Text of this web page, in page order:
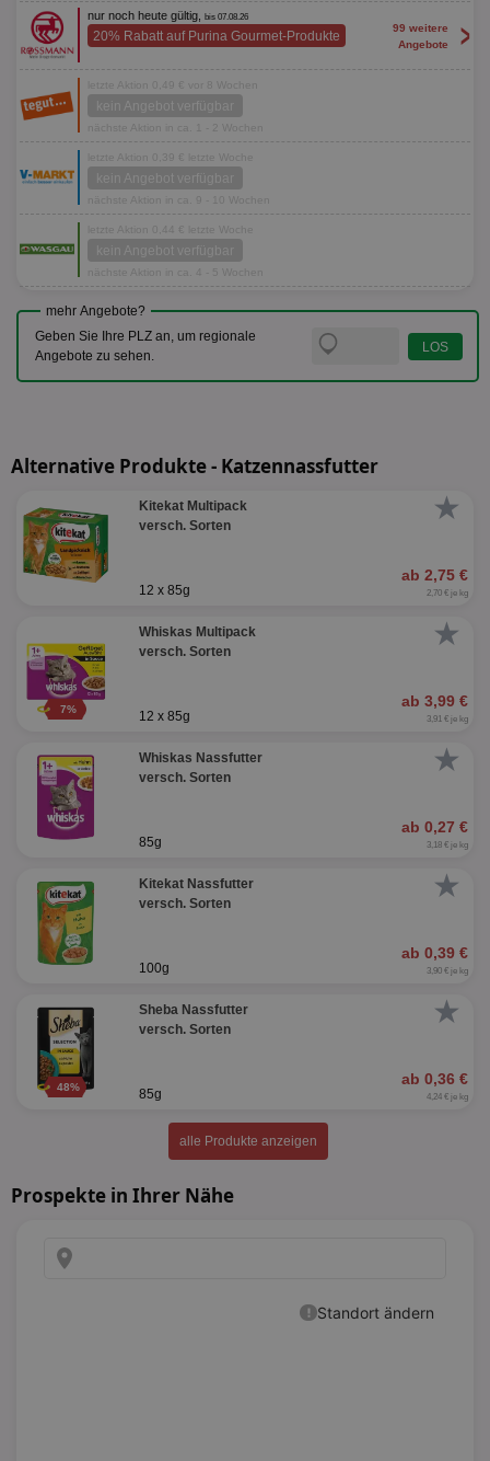
nur noch heute gültig, bis 07.08.26
20% Rabatt auf Purina Gourmet-Produkte
99 weitere
Angebote
>
letzte Aktion 0,49 € vor 8 Wochen
kein Angebot verfügbar
nächste Aktion in ca. 1 - 2 Wochen
letzte Aktion 0,39 € letzte Woche
kein Angebot verfügbar
nächste Aktion in ca. 9 - 10 Wochen
letzte Aktion 0,44 € letzte Woche
kein Angebot verfügbar
nächste Aktion in ca. 4 - 5 Wochen
mehr Angebote?
Geben Sie Ihre PLZ an, um regionale
Angebote zu sehen.
Alternative Produkte - Katzennassfutter
★
Kitekat Multipack
versch. Sorten
ab 2,75 €
12 x 85g 2,70 € je kg
★
7%
Whiskas Multipack
versch. Sorten
ab 3,99 €
12 x 85g 3,91 € je kg
★
Whiskas Nassfutter
versch. Sorten
ab 0,27 €
85g 3,18 € je kg
★
Kitekat Nassfutter
versch. Sorten
ab 0,39 €
100g 3,90 € je kg
★
48%
Sheba Nassfutter
versch. Sorten
ab 0,36 €
85g 4,24 € je kg
alle Produkte anzeigen
Prospekte in Ihrer Nähe